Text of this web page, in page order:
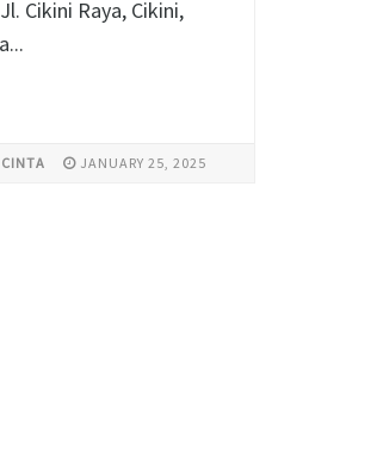
Cikini Raya, Cikini,
JANUARY 25, 2025